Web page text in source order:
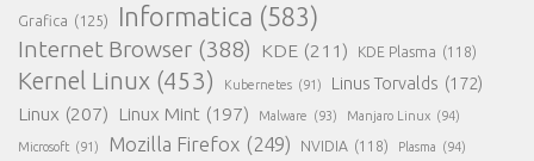
Grafica (125) Informatica (583)
Internet Browser (388) KDE (211) KDE Plasma (118)
Kernel Linux (453) Kubernetes (91) Linus Torvalds (172)
Linux (207) Linux Mint (197) Malware (93) Manjaro Linux (94)
Microsoft (91) Mozilla Firefox (249) NVIDIA (118) Plasma (94)